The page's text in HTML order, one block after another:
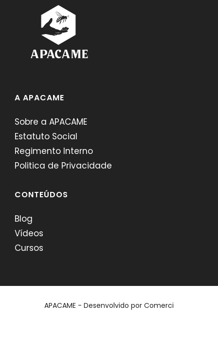
A APACAME
Sobre a APACAME
Estatuto Social
Regimento Interno
Politica de Privacidade
CONTEÚDOS
Blog
Vídeos
Cursos
APACAME - Desenvolvido por Comerci